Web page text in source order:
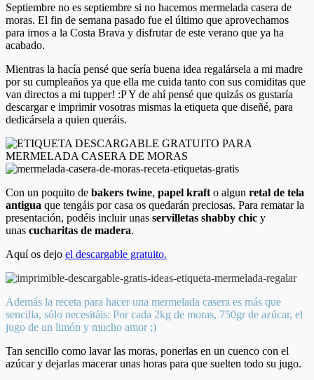
Septiembre no es septiembre si no hacemos mermelada casera de
moras. El fin de semana pasado fue el último que aprovechamos
para irnos a la Costa Brava y disfrutar de este verano que ya ha
acabado.
Mientras la hacía pensé que sería buena idea regalársela a mi madre
por su cumpleaños ya que ella me cuida tanto con sus comiditas que
van directos a mi tupper! :P Y de ahí pensé que quizás os gustaría
descargar e imprimir vosotras mismas la etiqueta que diseñé, para
dedicársela a quien queráis.
Con un poquito de bakers twine, papel kraft o algun retal de tela
antigua que tengáis por casa os quedarán preciosas. Para rematar la
presentación, podéis incluir unas servilletas shabby chic y
unas cucharitas de madera.
Aquí os dejo el descargable gratuito.
Además la receta para hacer una mermelada casera es más que
sencilla, sólo necesitáis: Por cada 2kg de moras, 750gr de azúcar, el
jugo de un limón y mucho amor ;)
Tan sencillo como lavar las moras, ponerlas en un cuenco con el
azúcar y dejarlas macerar unas horas para que suelten todo su jugo.